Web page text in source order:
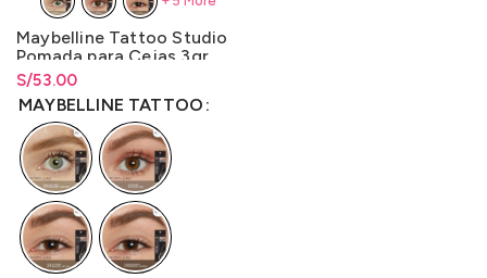
Maybelline Tattoo Studio
Pomada para Cejas 3gr.
S/53.00
Rango de precios: desde
S/53.00hasta S/53.00
MAYBELLINE TATTOO